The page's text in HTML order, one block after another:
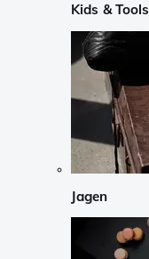
Kids & Tools
Jagen